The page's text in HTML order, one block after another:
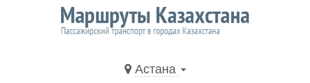
Астана